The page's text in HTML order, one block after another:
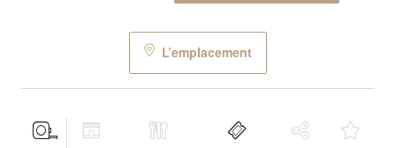
L’emplacement